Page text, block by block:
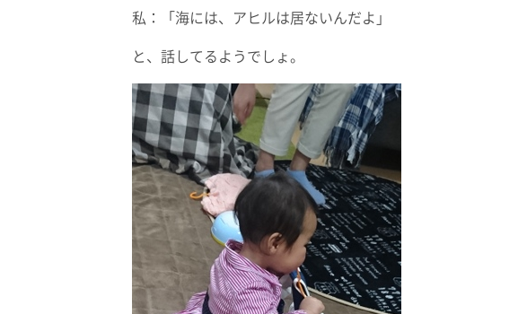
私：「海には、アヒルは居ないんだよ」
と、話してるようでしょ。